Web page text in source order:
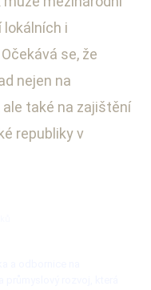
i
se, že
nejen na
také na zajištění
republiky v